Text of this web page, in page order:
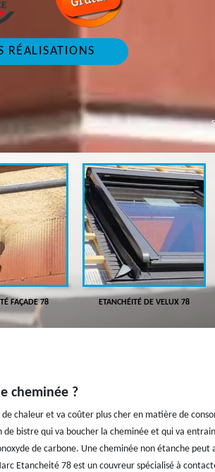
RÉALISATIONS
FAÇADE 78 ETANCHÉITÉ DE VELUX 78
cheminée ?
chaleur et va coûter plus cher en matière de
bistre qui va boucher la cheminée et qui va
de carbone. Une cheminée non étanche peut
Etancheité 78 est un couvreur spécialisé à